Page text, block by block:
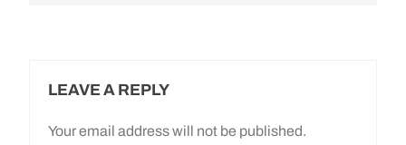
LEAVE A REPLY
Your email address will not be published.